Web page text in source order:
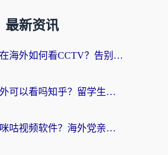
最新资讯
海外党亲测：在海外如何看CCTV？告别“仅限大陆播放”的实用指南
央视影音在海外可以看吗知乎？留学生亲测：3步解决地域限制+追剧自由
在国外怎么看咪咕视频软件？海外党亲测有效的回国加速方案